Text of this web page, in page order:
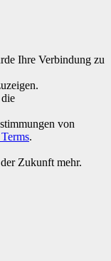
Ihre Verbindung zu
von
.
Zukunft mehr.